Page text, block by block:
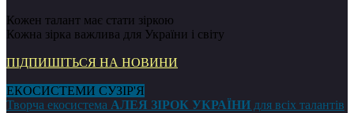
Кожен талант має стати зіркою
Кожна зірка важлива для України і світу
ПІДПИШІТЬСЯ НА НОВИНИ
ЕКОСИСТЕМИ СУЗІР'Я
Творча екосистема АЛЕЯ ЗІРОК УКРАЇНИ для всіх талантів